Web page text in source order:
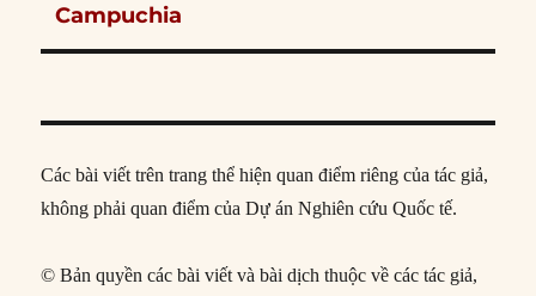
post:
Campuchia
Các bài viết trên trang thể hiện quan điểm riêng của tác giả,
không phải quan điểm của Dự án Nghiên cứu Quốc tế.
© Bản quyền các bài viết và bài dịch thuộc về các tác giả,